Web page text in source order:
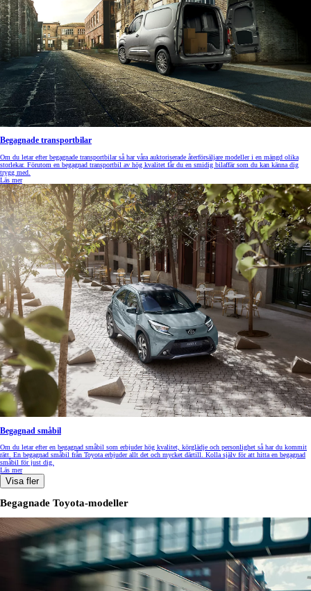
Begagnade transportbilar
Om du letar efter begagnade transportbilar så har våra auktoriserade återförsäljare modeller i en mängd olika
storlekar. Förutom en begagnad transportbil av hög kvalitet får du en smidig bilaffär som du kan känna dig
trygg med.
Läs mer
Begagnad småbil
Om du letar efter en begagnad småbil som erbjuder hög kvalitet, körglädje och personlighet så har du kommit
rätt. En begagnad småbil från Toyota erbjuder allt det och mycket därtill. Kolla själv för att hitta en begagnad
småbil för just dig.
Läs mer
Visa fler
Begagnade Toyota-modeller